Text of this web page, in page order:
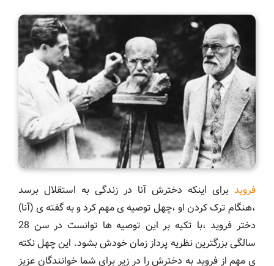
فروید برای اینکه دخترش آنا در زندگی به استقلال برسد
،هنگام ترک کردن او ،چهل توصیه ی مهم کرد و به گفته ی (آنا)
دختر فروید ،با تکیه بر این توصیه ها توانست در سن 28
سالگی بزرگترین نظریه پرداز زمان خودش بشود. این چهل نکته
ی مهم از فروید به دخترش را در زیر برای شما خوانندگان عزیز